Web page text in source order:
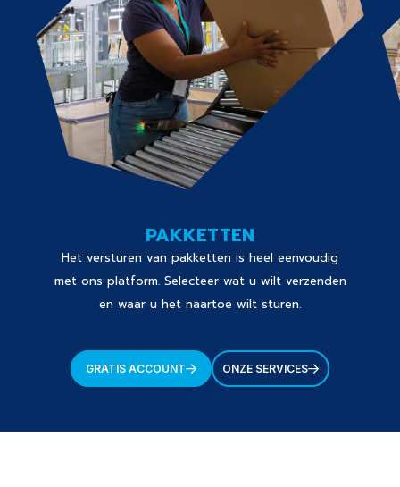
PAKKETTEN
Het versturen van pakketten is heel eenvoudig
met ons platform. Selecteer wat u wilt verzenden
en waar u het naartoe wilt sturen.
GRATIS ACCOUNT ONZE SERVICES